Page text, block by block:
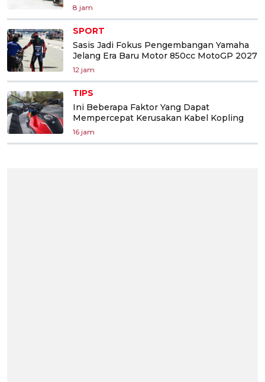
8 jam
SPORT
Sasis Jadi Fokus Pengembangan Yamaha
Jelang Era Baru Motor 850cc MotoGP 2027
12 jam
TIPS
Ini Beberapa Faktor Yang Dapat
Mempercepat Kerusakan Kabel Kopling
16 jam